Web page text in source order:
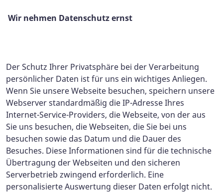
Wir nehmen Datenschutz ernst
Der Schutz Ihrer Privatsphäre bei der Verarbeitung
persönlicher Daten ist für uns ein wichtiges Anliegen.
Wenn Sie unsere Webseite besuchen, speichern unsere
Webserver standardmäßig die IP-Adresse Ihres
Internet-Service-Providers, die Webseite, von der aus
Sie uns besuchen, die Webseiten, die Sie bei uns
besuchen sowie das Datum und die Dauer des
Besuches. Diese Informationen sind für die technische
Übertragung der Webseiten und den sicheren
Serverbetrieb zwingend erforderlich. Eine
personalisierte Auswertung dieser Daten erfolgt nicht.